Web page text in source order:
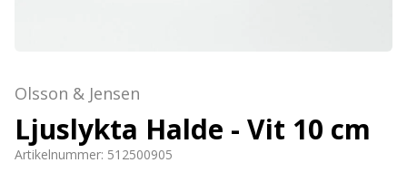
Olsson & Jensen
Ljuslykta Halde - Vit 10 cm
Artikelnummer: 512500905